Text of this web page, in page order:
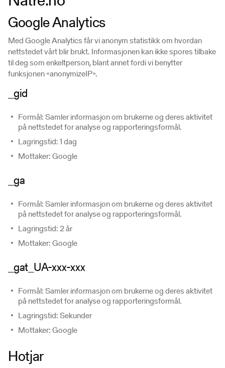
Google Analytics
Med Google Analytics får vi anonym statistikk om hvordan
nettstedet vårt blir brukt. Informasjonen kan ikke spores tilbake
til deg som enkeltperson, blant annet fordi vi benytter
funksjonen «anonymizeIP».
_gid
Formål: Samler informasjon om brukerne og deres aktivitet
på nettstedet for analyse og rapporteringsformål.
Lagringstid: 1 dag
Mottaker: Google
_ga
Formål: Samler informasjon om brukerne og deres aktivitet
på nettstedet for analyse og rapporteringsformål.
Lagringstid: 2 år
Mottaker: Google
_gat_UA-xxx-xxx
Formål: Samler informasjon om brukerne og deres aktivitet
på nettstedet for analyse og rapporteringsformål.
Lagringstid: Sekunder
Mottaker: Google
Hotjar